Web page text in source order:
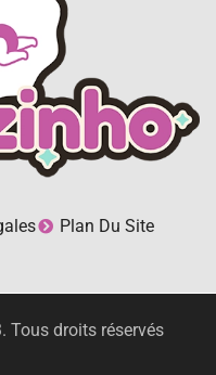
Plan Du Site
Tous droits réservés